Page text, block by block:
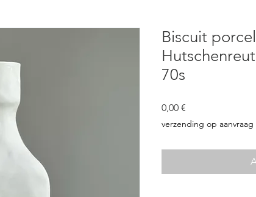
Biscuit
70s
0,00 €
verzending op aanvraag